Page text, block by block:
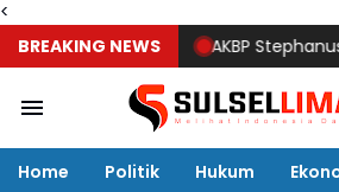
<
BREAKING NEWSAKBP Stephanus
Home Politik Hukum